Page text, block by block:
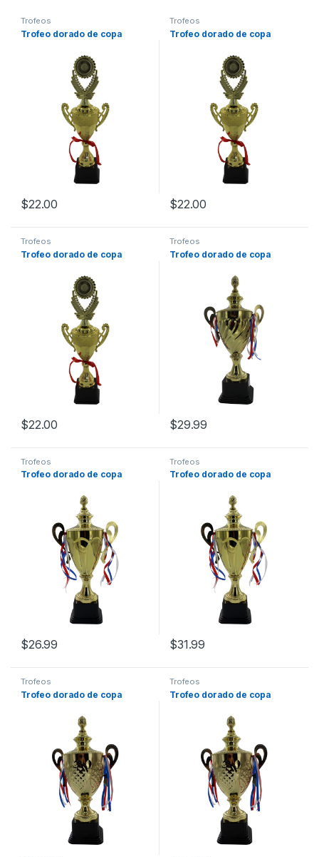
Trofeos
Trofeo dorado de copa
$22.00
Trofeos
Trofeo dorado de copa
$22.00
Trofeos
Trofeo dorado de copa
$22.00
Trofeos
Trofeo dorado de copa
$29.99
Trofeos
Trofeo dorado de copa
$26.99
Trofeos
Trofeo dorado de copa
$31.99
Trofeos
Trofeo dorado de copa
Trofeos
Trofeo dorado de copa